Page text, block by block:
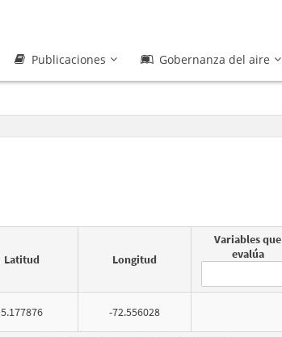
Publicaciones Gobernanza del aire
Latitud Longitud
Variables que
evalúa
5.177876 -72.556028